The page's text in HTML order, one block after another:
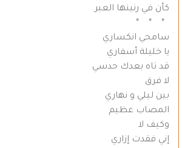
كأن في رنينها العبر
* * *
سامحي انكساري
يا خليلة أسفاري
قد تاه بعدك حدسي
لا فرق
بين ليلي و نهاري
المصاب عظيم
وكيف لا
إني فقدت إزاري